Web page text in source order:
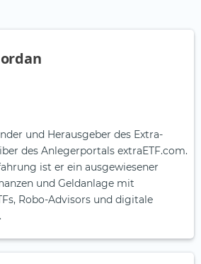
und Herausgeber des Extra-
des Anlegerportals extraETF.com.
ist er ein ausgewiesener
und Geldanlage mit
Robo-Advisors und digitale